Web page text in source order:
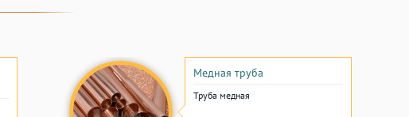
Медная труба
Труба медная